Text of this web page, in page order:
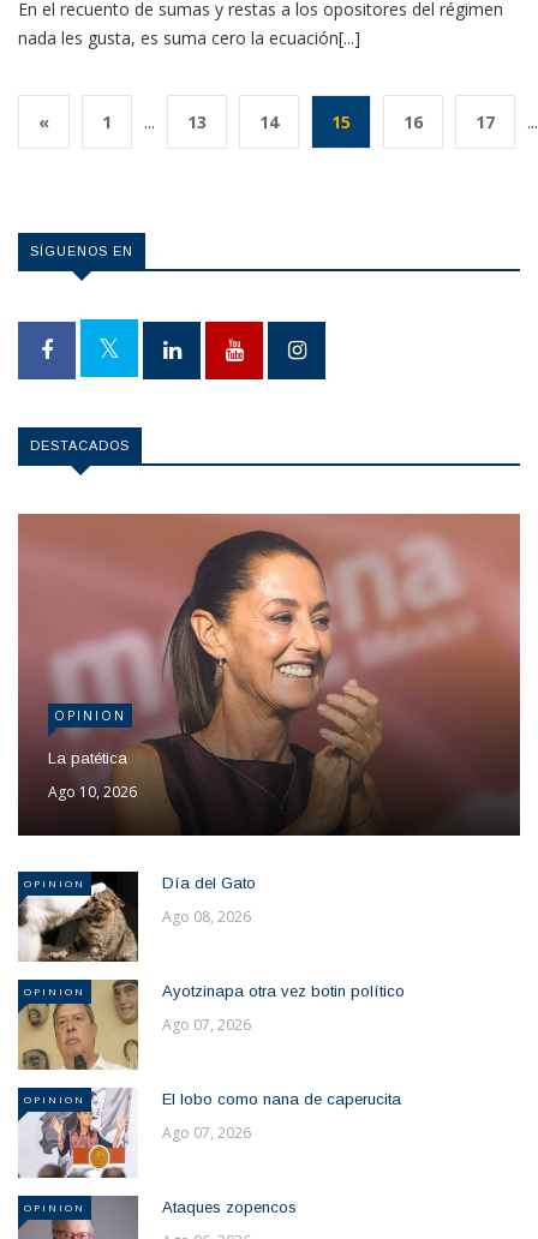
En el recuento de sumas y restas a los opositores del régimen
nada les gusta, es suma cero la ecuación[...]
« 1 ... 13 14 15 16 17 ...
SÍGUENOS EN
DESTACADOS
OPINION
La patética
Ago 10, 2026
OPINION Día del Gato
Ago 08, 2026
OPINION Ayotzinapa otra vez botin político
Ago 07, 2026
OPINION El lobo como nana de caperucita
Ago 07, 2026
OPINION Ataques zopencos